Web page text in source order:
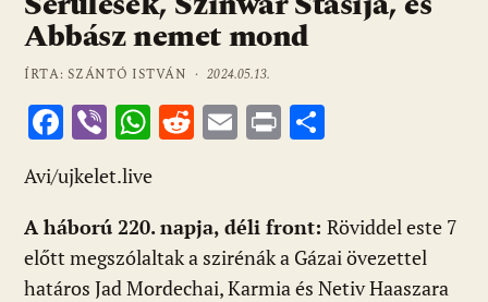
Abbász nemet mond
ÍRTA: SZÁNTÓ ISTVÁN ·2024.05.13.
F
ac
e
b
o
Vi
b
er
W
at
s
A
R
di
t
E
l
Pr
m
e
Avi/ujkelet.live
A háború 220. napja, déli front: Röviddel este 7
előtt megszólaltak a szirénák a Gázai övezettel
határos Jad Mordechai, Karmia és Netiv Haaszara